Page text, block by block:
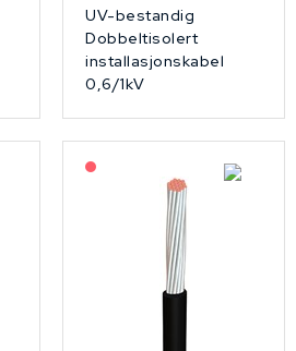
UV-bestandig
Dobbeltisolert
installasjonskabel
0,6/1kV